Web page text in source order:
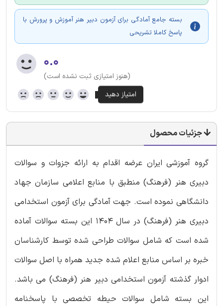
بسته جامع آمادگی برای آزمون دبیر هنر آموزش و پرورش با
پاسخ کاملا تشریحی
۰.۰
(هنوز امتیازی ثبت نشده است)
جزئیات محصول
گروه آموزشی ایران عرضه اقدام به ارائه جزوات و سوالات
دبیری هنر (فرهنگ) منطبق با منابع اعلامی سازمان جهاد
دانشگاهی نموده است. جهت آمادگی برای آزمون استخدامی
دبیری هنر (فرهنگ) در سال 1404 این بسته سوالات آماده
شده است که شامل سوالات طراحی شده توسط کارشناسان
خبره بر اساس منابع اعلام شده جدید همراه با اصل سوالات
ادوار گذشته آزمون استخدامی دبیر هنر (فرهنگ) می باشد.
این بسته شامل سوالات حیطه تخصصی با پاسخنامه